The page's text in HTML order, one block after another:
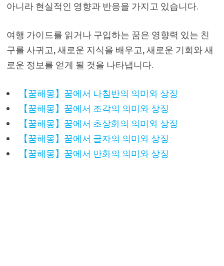
아니라 현실적인 영향과 반응을 가지고 있습니다.
여행 가이드를 읽거나 구입하는 꿈은 영향력 있는 친
구를 사귀고, 새로운 지식을 배우고, 새로운 기회와 새
로운 정보를 얻게 될 것을 나타냅니다.
【꿈해몽】꿈에서 나침반의 의미와 상징
【꿈해몽】꿈에서 조각의 의미와 상징
【꿈해몽】꿈에서 초상화의 의미와 상징
【꿈해몽】꿈에서 글자의 의미와 상징
【꿈해몽】꿈에서 만화의 의미와 상징